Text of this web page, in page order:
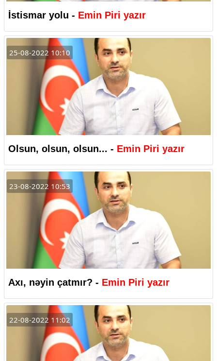
İstismar yolu - Emin Piri yazır
25-08-2022 10:10
Olsun, olsun, olsun... - Emin Piri yazır
23-08-2022 10:53
Axı, nəyin çatmır? - Emin Piri yazır
22-08-2022 11:02